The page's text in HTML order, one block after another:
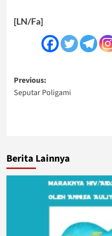
[LN/Fa]
Post
navigation
Previous:
Seputar Poligami
Berita Lainnya